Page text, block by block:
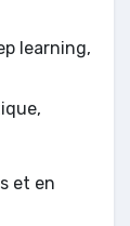
learning,
et en